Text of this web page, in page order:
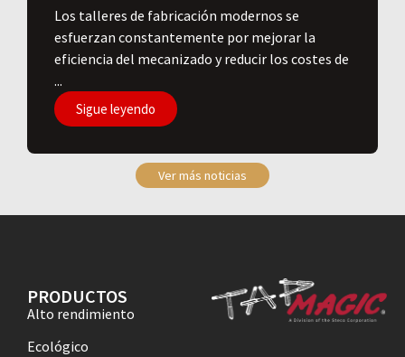
Los talleres de fabricación modernos se
esfuerzan constantemente por mejorar la
eficiencia del mecanizado y reducir los costes de
...
Sigue leyendo
Ver más noticias
PRODUCTOS
Alto rendimiento
Ecológico